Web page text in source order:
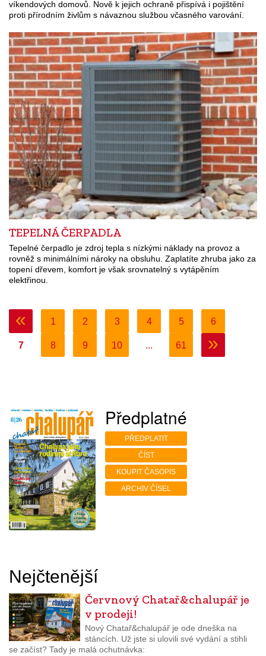
víkendových domovů. Nově k jejich ochraně přispívá i pojištění
proti přírodním živlům s návaznou službou včasného varování.
TEPELNÁ ČERPADLA
Tepelné čerpadlo je zdroj tepla s nízkými náklady na provoz a
rovněž s minimálními nároky na obsluhu. Zaplatíte zhruba jako za
topení dřevem, komfort je však srovnatelný s vytápěním
elektřinou.
« 1 2 3 4 5 6
7 8 9 10 ... 61 »
Předplatné
PŘEDPLATIT
ČÍST
KOUPIT ČASOPIS
ARCHIV ČÍSEL
Nejčtenější
Červnový Chatař&chalupář je
v prodeji!
Nový Chatař&chalupář je ode dneška na
stáncích. Už jste si ulovili své vydání a stihli
se začíst? Tady je malá ochutnávka: